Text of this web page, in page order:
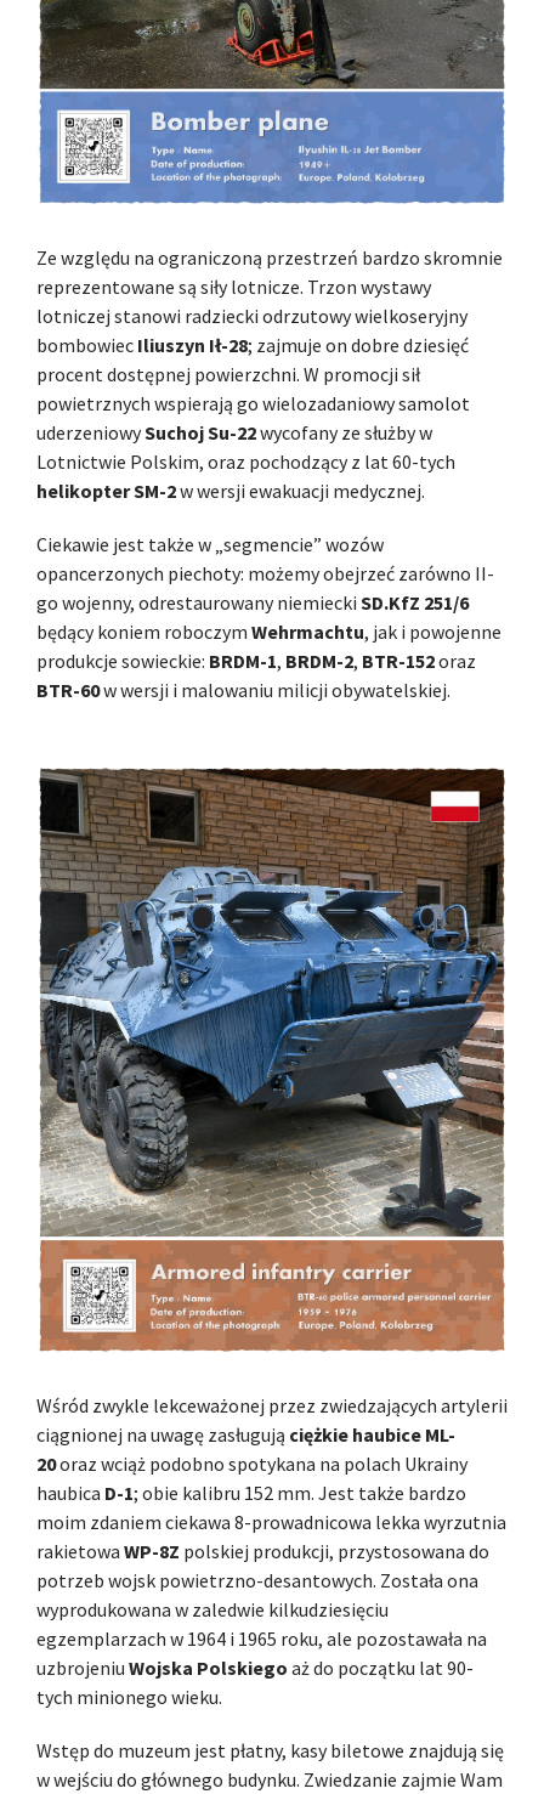
Ze względu na ograniczoną przestrzeń bardzo skromnie
reprezentowane są siły lotnicze. Trzon wystawy
lotniczej stanowi radziecki odrzutowy wielkoseryjny
bombowiec Iliuszyn Ił-28; zajmuje on dobre dziesięć
procent dostępnej powierzchni. W promocji sił
powietrznych wspierają go wielozadaniowy samolot
uderzeniowySuchoj Su-22wycofany ze służby w
Lotnictwie Polskim, oraz pochodzący z lat 60-tych
helikopter SM-2w wersji ewakuacji medycznej.
Ciekawie jest także w „segmencie” wozów
opancerzonych piechoty: możemy obejrzeć zarówno II-
go wojenny, odrestaurowany niemiecki SD.KfZ 251/6
będący koniem roboczym Wehrmachtu, jak i powojenne
produkcje sowieckie: BRDM-1, BRDM-2, BTR-152oraz
BTR-60w wersji i malowaniu milicji obywatelskiej.
Wśród zwykle lekceważonej przez zwiedzających artylerii
ciągnionej na uwagę zasługują ciężkie haubice ML-
20oraz wciąż podobno spotykana na polach Ukrainy
haubica D-1; obie kalibru 152 mm. Jest także bardzo
moim zdaniem ciekawa 8-prowadnicowa lekka wyrzutnia
rakietowa WP-8Z polskiej produkcji, przystosowana do
potrzeb wojsk powietrzno-desantowych. Została ona
wyprodukowana w zaledwie kilkudziesięciu
egzemplarzach w 1964 i 1965 roku, ale pozostawała na
uzbrojeniu Wojska Polskiego aż do początku lat 90-
tych minionego wieku.
Wstęp do muzeum jest płatny, kasy biletowe znajdują się
w wejściu do głównego budynku. Zwiedzanie zajmie Wam